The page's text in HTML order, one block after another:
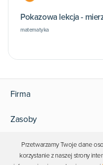
Pokazowa lekcja -
matematyka
Firma
Zasoby
Wsparcie
Przetwarzamy Twoje dane
korzystanie z naszej strony